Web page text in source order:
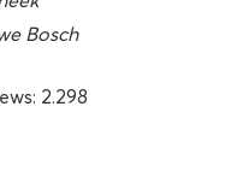
Bosch
2.298